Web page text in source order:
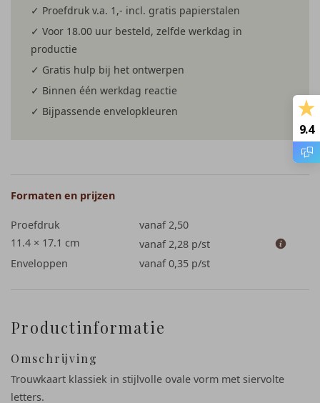
✓ Proefdruk v.a. 1,- incl. gratis papierstalen
✓ Voor 18.00 uur besteld, zelfde werkdag in
productie
✓ Gratis hulp bij het ontwerpen
✓ Binnen één werkdag reactie
✓ Bijpassende envelopkleuren
Formaten en prijzen
Proefdruk
vanaf 2,50
11.4 × 17.1 cm
vanaf 2,28 p/st
Enveloppen
vanaf 0,35 p/st
Productinformatie
Omschrijving
Trouwkaart klassiek in stijlvolle ovale vorm met siervolte
letters.
9.4